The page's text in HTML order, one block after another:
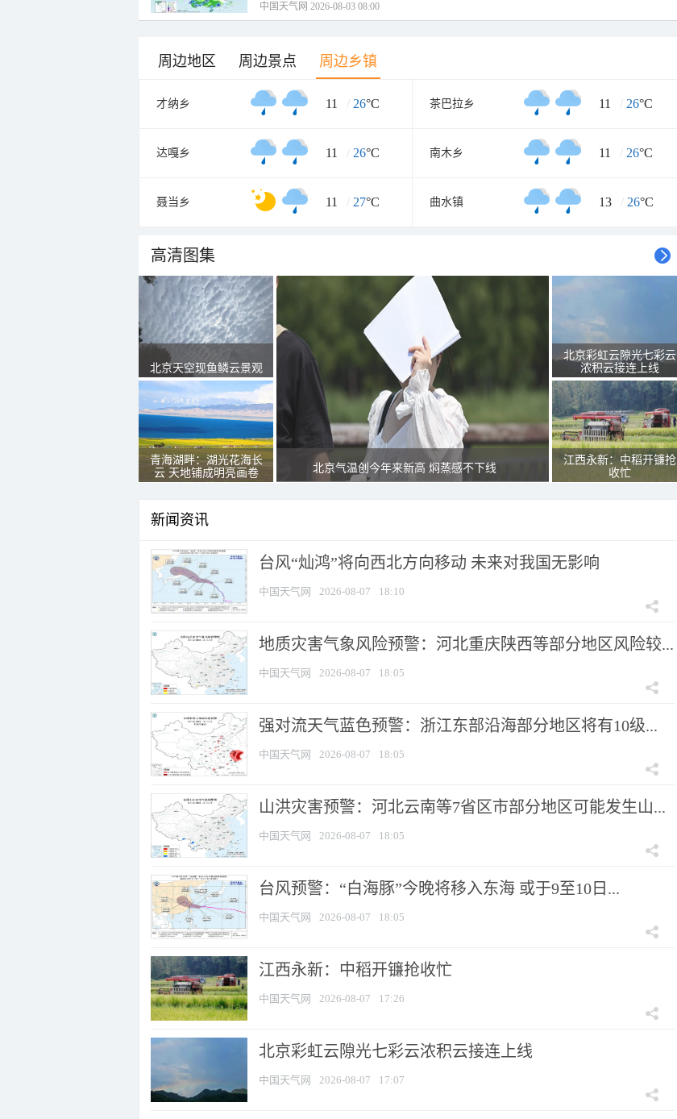
中国天气网 2026-08-03 08:00
周边地区 周边景点 周边乡镇
才纳乡 11 / 26°C 茶巴拉乡 11 / 26°C
达嘎乡 11 / 26°C 南木乡 11 / 26°C
聂当乡 11 / 27°C 曲水镇 13 / 26°C
高清图集
北京天空现鱼鳞云景观
青海湖畔：湖光花海长
云 天地铺成明亮画卷
北京气温创今年来新高 焖蒸感不下线
北京彩虹云隙光七彩云
浓积云接连上线
江西永新：中稻开镰抢
收忙
新闻资讯
台风“灿鸿”将向西北方向移动 未来对我国无影响
中国天气网 2026-08-07 18:10
地质灾害气象风险预警：河北重庆陕西等部分地区风险较...
中国天气网 2026-08-07 18:05
强对流天气蓝色预警：浙江东部沿海部分地区将有10级...
中国天气网 2026-08-07 18:05
山洪灾害预警：河北云南等7省区市部分地区可能发生山...
中国天气网 2026-08-07 18:05
台风预警：“白海豚”今晚将移入东海 或于9至10日...
中国天气网 2026-08-07 18:05
江西永新：中稻开镰抢收忙
中国天气网 2026-08-07 17:26
北京彩虹云隙光七彩云浓积云接连上线
中国天气网 2026-08-07 17:07